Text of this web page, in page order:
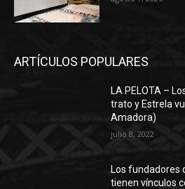
ARTÍCULOS POPULARES
LA PELOTA –
trato y Estrela
Amadora)
julio 8, 2022
Los fundadores
tienen vínculos